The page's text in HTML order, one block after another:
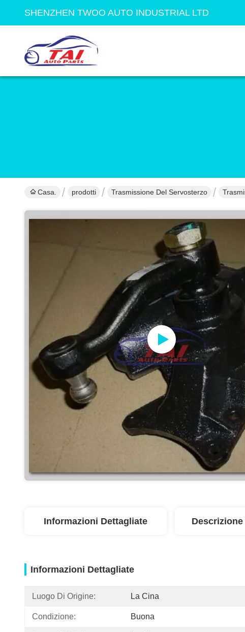
SHENZHEN TWOO AUTO INDUSTRIAL LTD
Casa. prodotti Trasmissione Del Servosterzo
Informazioni Dettagliate
Informazioni Dettagliate
Luogo Di Origine: La Cina
Condizione: Buona